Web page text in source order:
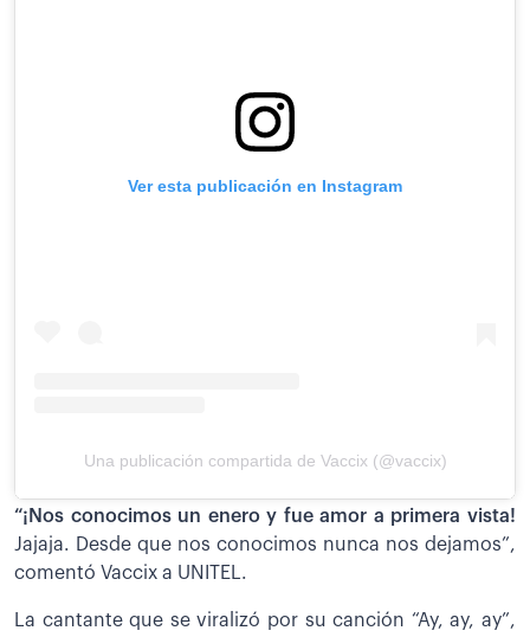
Ver esta publicación en Instagram
Una publicación compartida de Vaccix (@vaccix)
“¡Nos conocimos un enero y fue amor a primera vista!
Jajaja. Desde que nos conocimos nunca nos dejamos”,
comentó Vaccix a UNITEL.
La cantante que se viralizó por su canción “Ay, ay, ay”,